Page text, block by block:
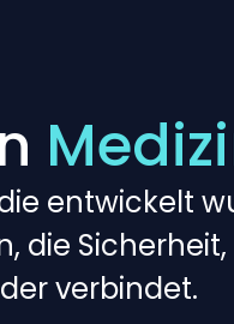
entwickelt
die
verbindet.